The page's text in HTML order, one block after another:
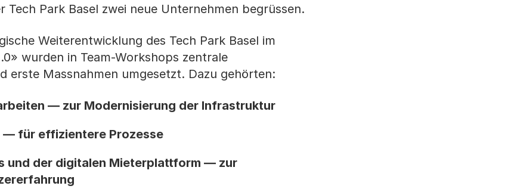
Park Basel zwei neue Unternehmen begrüssen.
Weiterentwicklung des Tech Park Basel im
wurden in Team-Workshops zentrale
erste Massnahmen umgesetzt. Dazu gehörten:
— zur Modernisierung der Infrastruktur
— für effizientere Prozesse
und der digitalen Mieterplattform — zur